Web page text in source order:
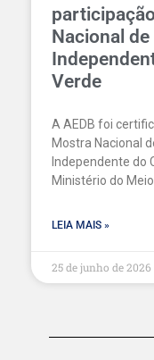
Nacional
Verde
A AEDB foi
Mostra Nacional
Independente do
Ministério do
LEIA MAIS »
25 de junho de 2026